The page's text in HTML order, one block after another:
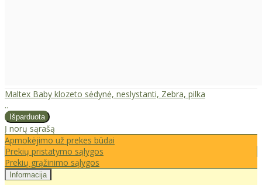
Maltex Baby klozeto sėdynė, neslystanti, Zebra, pilka
..
Į norų sąrašą
Apmokėjimo už prekes būdai
Prekių pristatymo sąlygos
Prekių grąžinimo sąlygos
Informacija